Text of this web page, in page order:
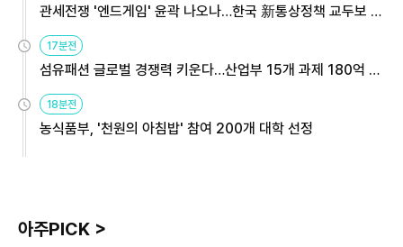
관세전쟁 '엔드게임' 윤곽 나오나…한국 新통상정책 교두보 활
17분전
섬유패션 글로벌 경쟁력 키운다…산업부 15개 과제 180억 지
18분전
농식품부, '천원의 아침밥' 참여 200개 대학 선정
아주PICK >